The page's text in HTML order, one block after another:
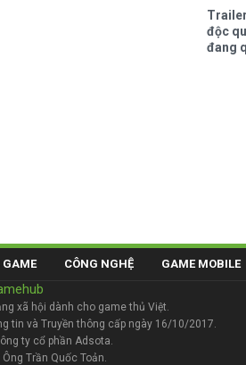
độc
đang
GAME CÔNG NGHỆ GAME MOBILE
xã hội dành cho game thủ Việt.
tin và Truyền thông cấp ngày 16/10/2017.
ty cổ phần Adsota.
Trần Quốc Toản.